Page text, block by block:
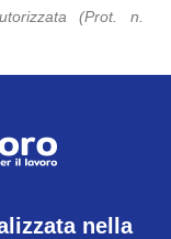
(Prot. n.
nella